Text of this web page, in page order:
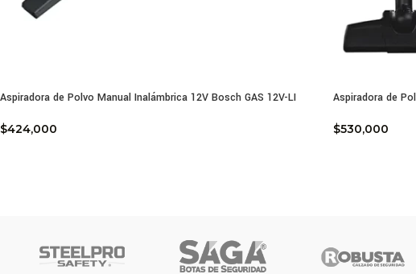
Aspiradora de Polvo Manual Inalámbrica 12V Bosch GAS 12V-LI
$424,000
Aspiradora de
$530,000